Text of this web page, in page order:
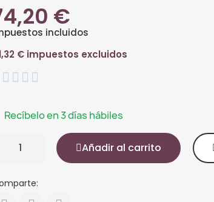
€
incluidos
€ impuestos excluidos
   
Recíbelo en 3 días hábiles
Añadir al carrito